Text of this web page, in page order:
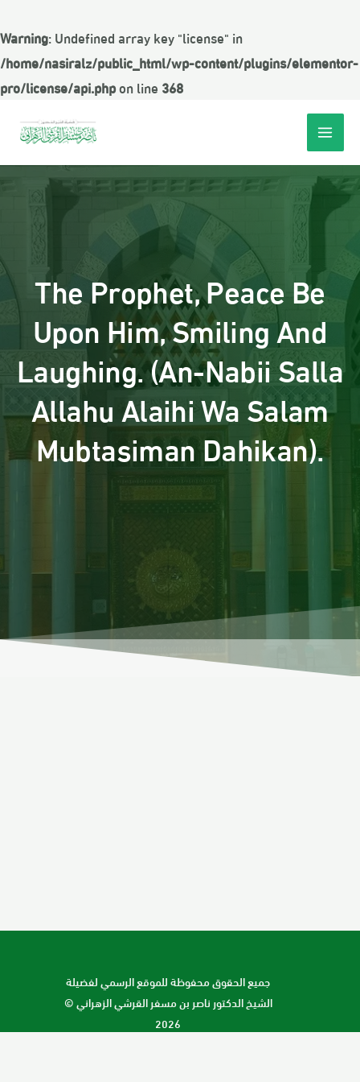
Warning: Undefined array key "license" in
/home/nasiralz/public_html/wp-content/plugins/elementor-
pro/license/api.phpon line 368
The Prophet, Peace Be
Upon Him, Smiling And
Laughing. (An-Nabii Salla
Allahu Alaihi Wa Salam
Mubtasiman Dahikan).
جميع الحقوق محفوظة للموقع الرسمي لفضيلة
الشيخ الدكتور ناصر بن مسفر القرشي الزهراني ©
2026